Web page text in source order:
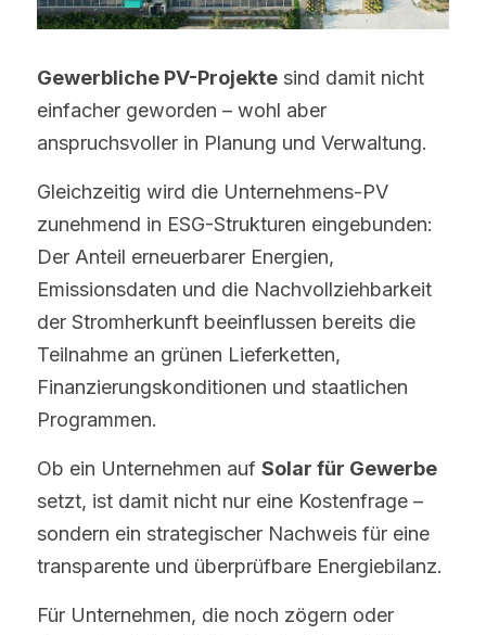
Gewerbliche PV-Projekte sind damit nicht
einfacher geworden – wohl aber
anspruchsvoller in Planung und Verwaltung.
Gleichzeitig wird die Unternehmens-PV
zunehmend in ESG-Strukturen eingebunden:
Der Anteil erneuerbarer Energien,
Emissionsdaten und die Nachvollziehbarkeit
der Stromherkunft beeinflussen bereits die
Teilnahme an grünen Lieferketten,
Finanzierungskonditionen und staatlichen
Programmen.
Ob ein Unternehmen auf Solar für Gewerbe
setzt, ist damit nicht nur eine Kostenfrage –
sondern ein strategischer Nachweis für eine
transparente und überprüfbare Energiebilanz.
Für Unternehmen, die noch zögern oder